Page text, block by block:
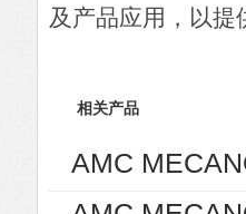
及产品应用，以提
相关产品
AMC